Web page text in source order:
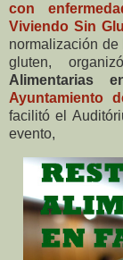
con
Viviendo Sin
normalización
gluten,
Alimentarias
Ayuntamiento
facilitó el
evento,